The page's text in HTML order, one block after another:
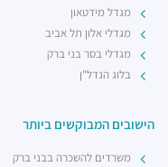
הישובים המבוקשים ביותר
משרדים להשכרה בבני ברק
מגדל מידטאון
מגדלי אלון תל אביב
מגדלי בסר בני ברק
בלוג הנדל"ן